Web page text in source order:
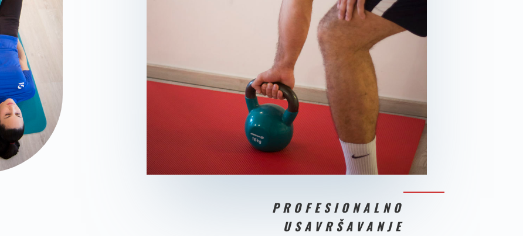
PROFESIONALNO
USAVRŠAVANJE